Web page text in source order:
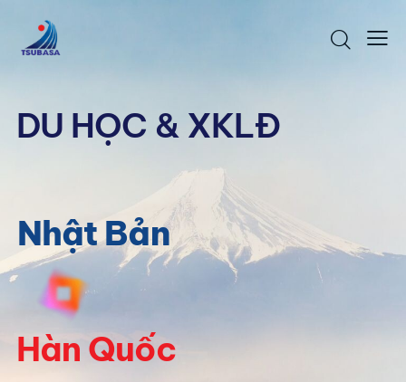
DU HỌC & XKLĐ
NhậtBản
Hàn Quốc